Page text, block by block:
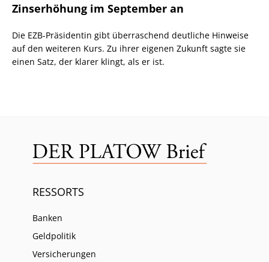
Zinserhöhung im September an
Die EZB-Präsidentin gibt überraschend deutliche Hinweise
auf den weiteren Kurs. Zu ihrer eigenen Zukunft sagte sie
einen Satz, der klarer klingt, als er ist.
RESSORTS
Banken
Geldpolitik
Versicherungen